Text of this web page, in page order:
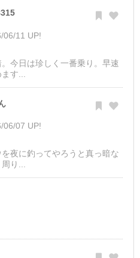
11 UP!
今日は珍しく一番乗り。早速
す...
07 UP!
夜に釣ってやろうと真っ暗な
り...